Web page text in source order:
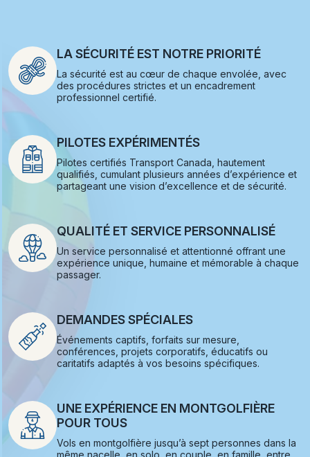
LA SÉCURITÉ EST NOTRE PRIORITÉ
La sécurité est au cœur de chaque envolée, avec
des procédures strictes et un encadrement
professionnel certifié.
PILOTES EXPÉRIMENTÉS
Pilotes certifiés Transport Canada, hautement
qualifiés, cumulant plusieurs années d’expérience et
partageant une vision d’excellence et de sécurité.
QUALITÉ ET SERVICE PERSONNALISÉ
Un service personnalisé et attentionné offrant une
expérience unique, humaine et mémorable à chaque
passager.
DEMANDES SPÉCIALES
Événements captifs, forfaits sur mesure,
conférences, projets corporatifs, éducatifs ou
caritatifs adaptés à vos besoins spécifiques.
UNE EXPÉRIENCE EN MONTGOLFIÈRE
POUR TOUS
Vols en montgolfière jusqu’à sept personnes dans la
même nacelle, en solo, en couple, en famille, entre